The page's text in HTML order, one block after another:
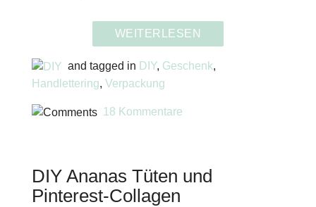
WEITERLESEN
and tagged in DIY, Geschenk,
Handlettering, Verpackung
18 Kommentare
DIY Ananas Tüten und
Pinterest-Collagen